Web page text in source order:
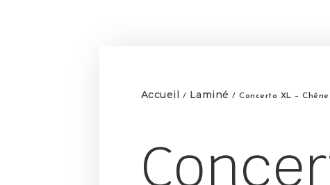
Accueil / Laminé / Concerto XL – Chêne